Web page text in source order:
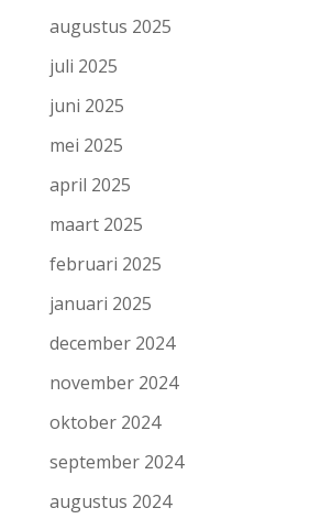
augustus 2025
juli 2025
juni 2025
mei 2025
april 2025
maart 2025
februari 2025
januari 2025
december 2024
november 2024
oktober 2024
september 2024
augustus 2024